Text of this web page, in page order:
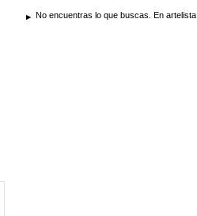
No encuentras lo que buscas. En artelista